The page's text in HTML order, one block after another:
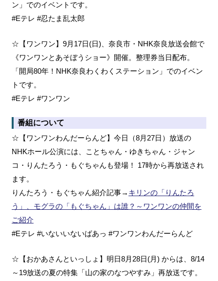
ン」でのイベントです。
#Eテレ #忍たま乱太郎
☆【ワンワン】9月17日(日)、奈良市・NHK奈良放送会館で
《ワンワンとあそぼうショー》開催。整理券当日配布。
「開局80年！NHK奈良わくわくステーション」でのイベン
トです。
#Eテレ #ワンワン
番組について
☆【ワンワンわんだーらんど】今日（8月27日）放送の
NHKホール公演には、ことちゃん・ゆきちゃん・ジャン
コ・りんたろう・もぐちゃんも登場！ 17時から再放送され
ます。
りんたろう・もぐちゃん紹介記事→ キリンの「りんたろ
う」、モグラの「もぐちゃん」は誰？～ワンワンの仲間を
ご紹介
#Eテレ #いないいないばあっ #ワンワンわんだーらんど
☆【おかあさんといっしょ】明日8月28日(月) からは、8/14
～19放送の夏の特集「山の家のなつやすみ」再放送です。